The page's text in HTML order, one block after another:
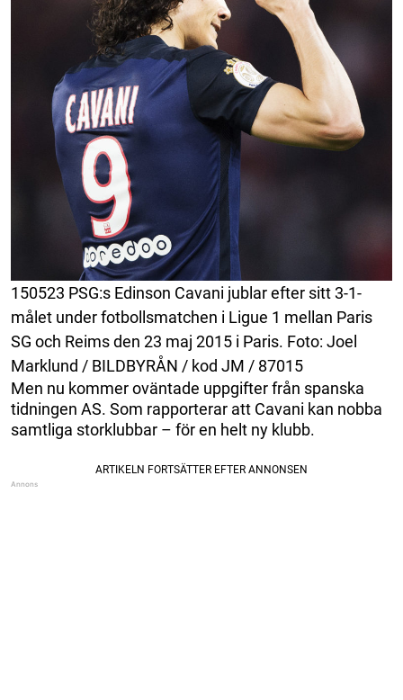
150523 PSG:s Edinson Cavani jublar efter sitt 3-1-
målet under fotbollsmatchen i Ligue 1 mellan Paris
SG och Reims den 23 maj 2015 i Paris. Foto: Joel
Marklund / BILDBYRÅN / kod JM / 87015
Men nu kommer oväntade uppgifter från spanska
tidningen AS. Som rapporterar att Cavani kan nobba
samtliga storklubbar – för en helt ny klubb.